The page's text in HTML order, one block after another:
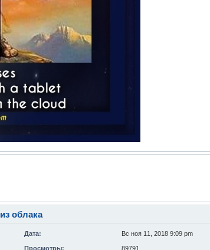
облака
Дата: Вс ноя 11, 2018 9:09 pm
Просмотры: 89791